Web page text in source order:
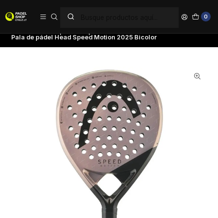
0
Pala de pádel Head Speed Motion 2025 Bicolor